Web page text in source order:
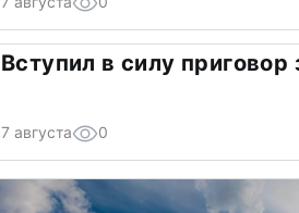
Вступил в силу приговор
7 августа 0